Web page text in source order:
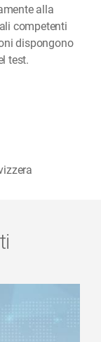
alla
competenti
dispongono
test.